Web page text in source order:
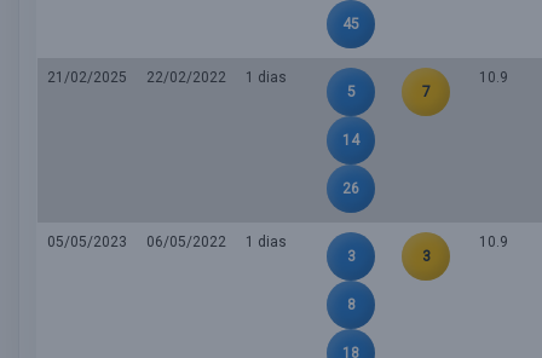
45
21/02/2025 22/02/2022
1 dias
5
14
26
7
10.9
05/05/2023 06/05/2022
1 dias
3
8
18
3
10.9